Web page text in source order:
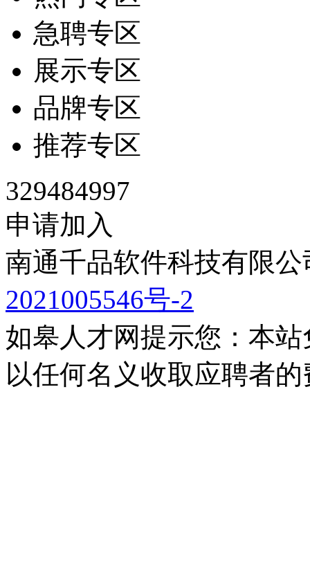
急聘专区
展示专区
品牌专区
推荐专区
329484997
申请加入
南通千品软件科技有限
2021005546号-2
如皋人才网提示您：本
以任何名义收取应聘者